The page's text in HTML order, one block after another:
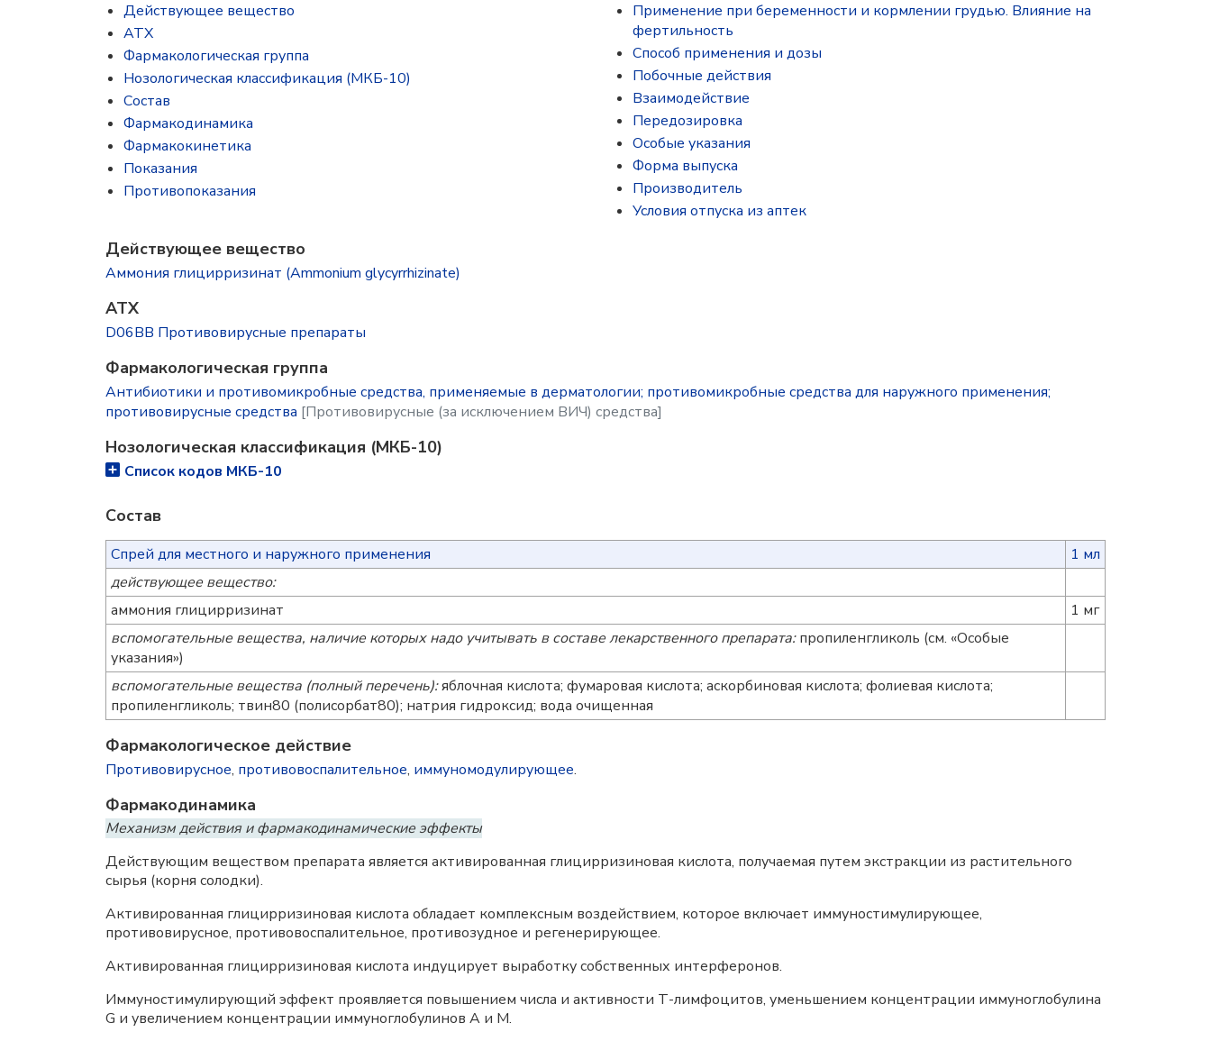
Действующее вещество
ATX
Фармакологическая группа
Нозологическая классификация (МКБ-10)
Состав
Фармакодинамика
Фармакокинетика
Показания
Противопоказания
Применение при беременности и кормлении грудью. Влияние на
фертильность
Способ применения и дозы
Побочные действия
Взаимодействие
Передозировка
Особые указания
Форма выпуска
Производитель
Условия отпуска из аптек
Действующее вещество
Аммония глицирризинат (Ammonium glycyrrhizinate)
ATX
D06BB Противовирусные препараты
Фармакологическая группа
Антибиотики и противомикробные средства, применяемые в дерматологии; противомикробные средства для наружного применения;
противовирусные средства [Противовирусные (за исключением ВИЧ) средства]
Нозологическая классификация (МКБ-10)
Список кодов МКБ-10
Состав
Спрей для местного и наружного применения
1 мл
действующее вещество:
аммония глицирризинат
1 мг
вспомогательные вещества, наличие которых надо учитывать в составе лекарственного препарата:пропиленгликоль (см. «Особые
указания»)
вспомогательные вещества (полный перечень):яблочная кислота; фумаровая кислота; аскорбиновая кислота; фолиевая кислота;
пропиленгликоль; твин80 (полисорбат80); натрия гидроксид; вода очищенная
Фармакологическое действие
Противовирусное, противовоспалительное, иммуномодулирующее.
Фармакодинамика
Механизм действия и фармакодинамические эффекты
Действующим веществом препарата является активированная глицирризиновая кислота, получаемая путем экстракции из растительного
сырья (корня солодки).
Активированная глицирризиновая кислота обладает комплексным воздействием, которое включает иммуностимулирующее,
противовирусное, противовоспалительное, противозудное и регенерирующее.
Активированная глицирризиновая кислота индуцирует выработку собственных интерферонов.
Иммуностимулирующий эффект проявляется повышением числа и активности Т-лимфоцитов, уменьшением концентрации иммуноглобулина
G и увеличением концентрации иммуноглобулинов А и М.